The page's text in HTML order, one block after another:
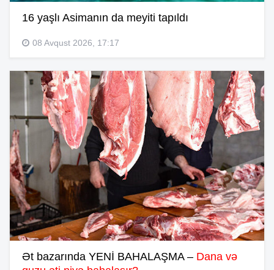
16 yaşlı Asimanın da meyiti tapıldı
08 Avqust 2026, 17:17
Ət bazarında YENİ BAHALAŞMA – Dana və